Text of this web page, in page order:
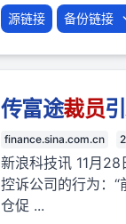
源链接 备份链接
传富途裁员
finance.sina.com.cn
新浪科技讯 11月
控诉公司的行为：
仓促 ...